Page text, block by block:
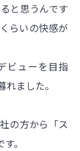
と思うんです
らいの快感が
ビューを目指
ました。
の方から「ス
。